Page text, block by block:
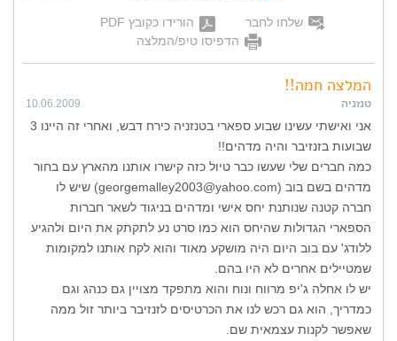
שלחו לחבר
הורידו כקובץ PDF
הדפיסו טיפ/המלצה
המלצה חמה!!
טנזניה 10.06.2009
אני ואישתי עשינו שבוע ספארי בטנזניה כירח דבש, ואחרי זה היינו 3
שבועות בזנזיבר והיה מדהים!!
כמה חברים שלי שעשו כבר טיול כזה קישרו אותנו מהארץ עם בחור
מדהים בשם בוב (georgemalley2003@yahoo.com) שיש לו
חברה קטנה שנותנת יחס אישי ומדהים בניגוד לשאר חברות
הספארי הגדולות שהיחס הוא כמו סרט נע לתקתק את היום ולהגיע
ללודג' עם בוב היום היה מושקע מאוד והוא לקח אותנו למקומות
שמטיילים אחרים לא היו בהם.
יש לו אחלה ג'יפ מרווח ונוח והוא מתפקד מצויין גם כנהג וגם
כמדריך, הוא גם רכש לנו את הכרטיסים לזנזיבר ביותר זול ממה
שאפשר לקנות עצמאית שם.